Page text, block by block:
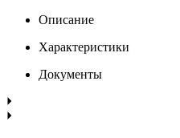
Описание
Характеристики
Документы